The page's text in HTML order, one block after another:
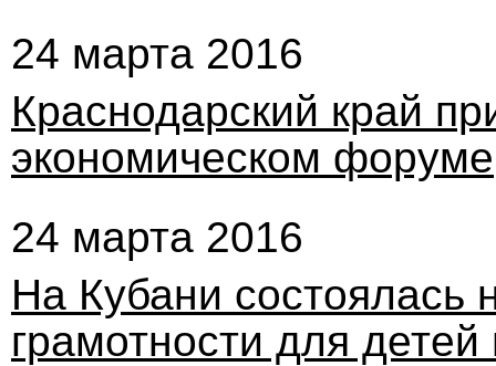
24 марта 2016
Краснодарский край
экономическом форуме
24 марта 2016
На Кубани состоялась
грамотности для